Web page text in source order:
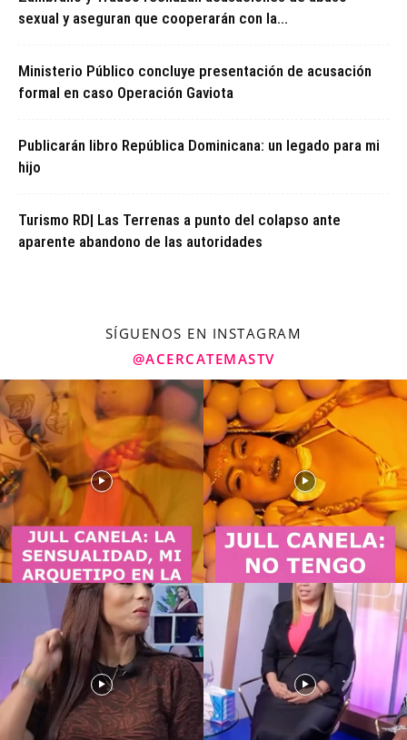
sexual y aseguran que cooperarán con la...
Ministerio Público concluye presentación de acusación
formal en caso Operación Gaviota
Publicarán libro República Dominicana: un legado para mi
hijo
Turismo RD| Las Terrenas a punto del colapso ante
aparente abandono de las autoridades
SÍGUENOS EN INSTAGRAM
@ACERCATEMASTV